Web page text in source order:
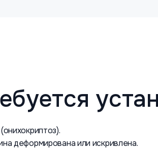
деформирована или искривлена.